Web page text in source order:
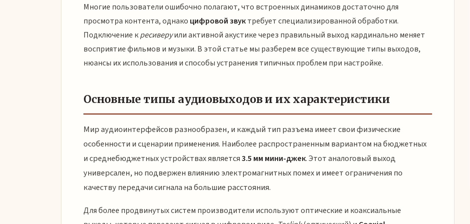
Многие пользователи ошибочно полагают, что встроенных динамиков достаточно для
просмотра контента, однако цифровой звуктребует специализированной обработки.
Подключение кресиверуили активной акустике через правильный выход кардинально меняет
восприятие фильмов и музыки. В этой статье мы разберем все существующие типы выходов,
нюансы их использования и способы устранения типичных проблем при настройке.
Основные типы аудиовыходов и их характеристики
Мир аудиоинтерфейсов разнообразен, и каждый тип разъема имеет свои физические
особенности и сценарии применения. Наиболее распространенным вариантом на бюджетных
и среднебюджетных устройствах является3.5 мм мини-джек. Этот аналоговый выход
универсален, но подвержен влиянию электромагнитных помех и имеет ограничения по
качеству передачи сигнала на большие расстояния.
Для более продвинутых систем производители используют оптические и коаксиальные